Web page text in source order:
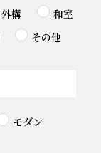
外構
和室
その他
モダン